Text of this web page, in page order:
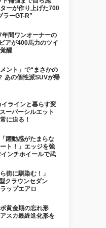
ーが作り上げた700
ラーGT-R”
年間ワンオーナーの
アが400馬力のツイ
醒
ント」で“まさかの
あの個性派SUVが帰
イラインと暮らす変
ーパーシルエット
に迫る！
躍動感がたまらな
ト！」エッジを強
ンチホイールで武
街に馴染む！」
クラウンセダン
ップエアロ
黄金期の忘れ形
スカ最終進化形を